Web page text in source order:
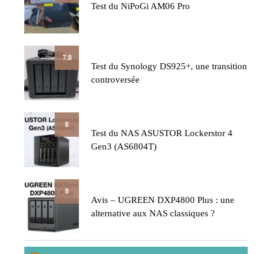
Test du NiPoGi AM06 Pro
7.8
Test du Synology DS925+, une transition
controversée
8
Test du NAS ASUSTOR Lockerstor 4
Gen3 (AS6804T)
8
Avis – UGREEN DXP4800 Plus : une
alternative aux NAS classiques ?